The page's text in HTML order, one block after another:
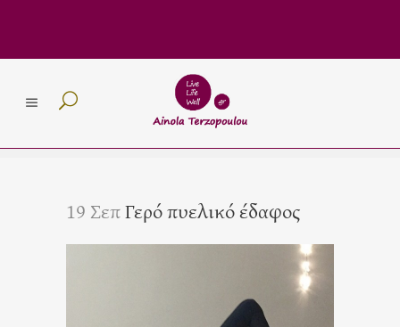
19 ΣεπΓερό πυελικό έδαφος